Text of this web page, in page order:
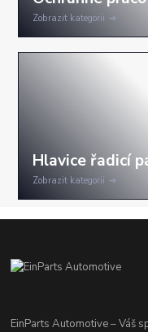
Zobrazit kategorii
Zobrazit kategorii
EinParts Automotive – Váš